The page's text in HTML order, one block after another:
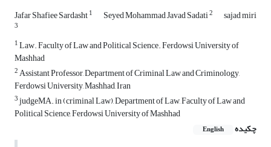
Jafar Shafiee Sardasht1 Seyed Mohammad Javad Sadati2 sajad miri
3
1Law. Faculty of Law and Political Science. Ferdowsi University of
Mashhad
2Assistant Professor, Department of Criminal Law and Criminology,
Ferdowsi University, Mashhad, Iran
3judgeMA. in (criminal Law), Department of Law, Faculty of Law and
Political Science, Ferdowsi University of Mashhad
چکیده
English